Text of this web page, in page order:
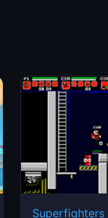
Superfighters